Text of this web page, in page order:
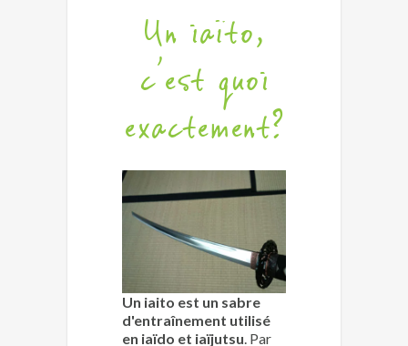
Un iaïto,
c'est quoi
exactement?
Un iaito est un sabre
d'entraînement utilisé
en iaïdo et iaïjutsu. Par